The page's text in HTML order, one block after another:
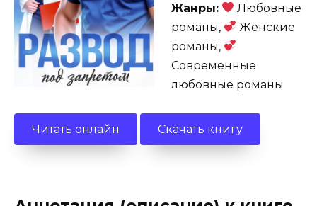
Жанры:
Любовные
романы,
Женские
романы,
Современные
любовные романы
Читать онлайн Скачать книгу